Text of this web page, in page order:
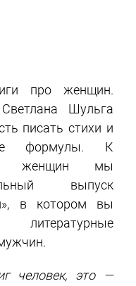
про женщин.
Шульга
писать стихи и
формулы. К
женщин мы
выпуск
в котором вы
человек, это —